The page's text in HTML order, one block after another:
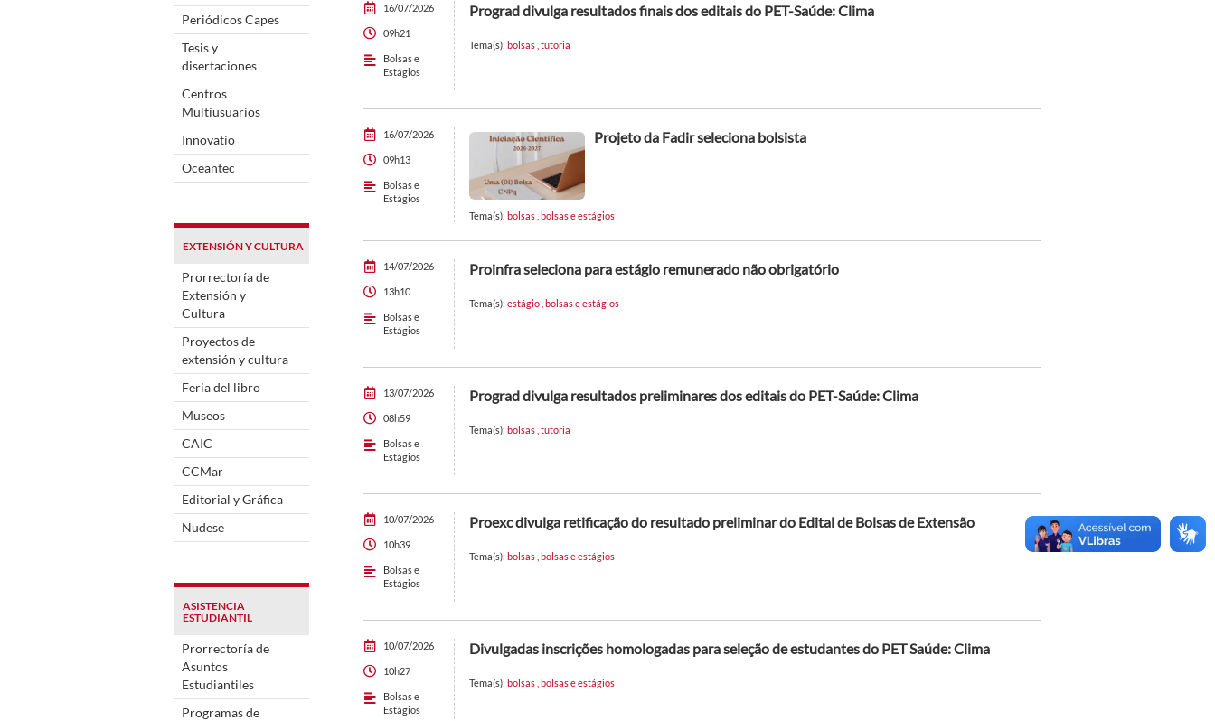
Periódicos Capes
Tesis y
disertaciones
Centros
Multiusuarios
Innovatio
Oceantec
EXTENSIÓN Y CULTURA
Prorrectoría de
Extensión y
Cultura
Proyectos de
extensión y cultura
Feria del libro
Museos
CAIC
CCMar
Editorial y Gráfica
Nudese
ASISTENCIA
ESTUDIANTIL
Prorrectoría de
Asuntos
Estudiantiles
Programas de
16/07/2026
09h21
Bolsas e
Estágios
Prograd divulga resultados finais dos editais do PET-Saúde: Clima
Tema(s): bolsas tutoria
16/07/2026
09h13
Bolsas e
Estágios
Projeto da Fadir seleciona bolsista
Tema(s): bolsas bolsas e estágios
14/07/2026
13h10
Bolsas e
Estágios
Proinfra seleciona para estágio remunerado não obrigatório
Tema(s): estágio bolsas e estágios
13/07/2026
08h59
Bolsas e
Estágios
Prograd divulga resultados preliminares dos editais do PET-Saúde: Clima
Tema(s): bolsas tutoria
10/07/2026
10h39
Bolsas e
Estágios
Proexc divulga retificação do resultado preliminar do Edital de Bolsas de Extensão
Tema(s): bolsas bolsas e estágios
10/07/2026
10h27
Bolsas e
Estágios
Divulgadas inscrições homologadas para seleção de estudantes do PET Saúde: Clima
Tema(s): bolsas bolsas e estágios